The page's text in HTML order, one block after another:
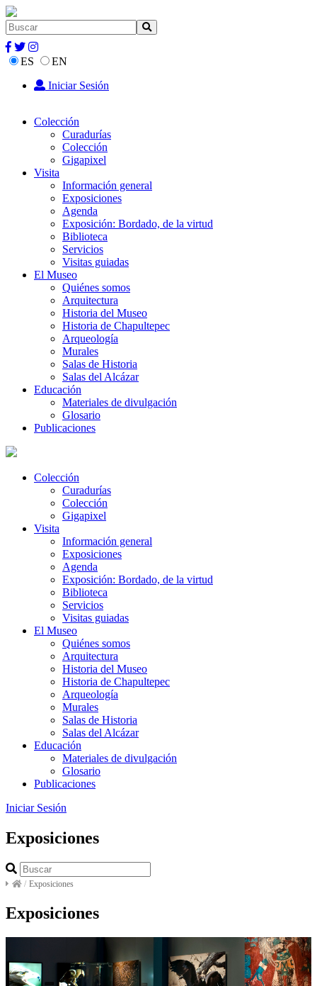
ES
EN
Iniciar Sesión
Colección
Curadurías
Colección
Gigapixel
Visita
Información general
Exposiciones
Agenda
Exposición: Bordado, de la virtud
Biblioteca
Servicios
Visitas guiadas
El Museo
Quiénes somos
Arquitectura
Historia del Museo
Historia de Chapultepec
Arqueología
Murales
Salas de Historia
Salas del Alcázar
Educación
Materiales de divulgación
Glosario
Publicaciones
Colección
Curadurías
Colección
Gigapixel
Visita
Información general
Exposiciones
Agenda
Exposición: Bordado, de la virtud
Biblioteca
Servicios
Visitas guiadas
El Museo
Quiénes somos
Arquitectura
Historia del Museo
Historia de Chapultepec
Arqueología
Murales
Salas de Historia
Salas del Alcázar
Educación
Materiales de divulgación
Glosario
Publicaciones
Iniciar Sesión
Exposiciones
/ Exposiciones
Exposiciones